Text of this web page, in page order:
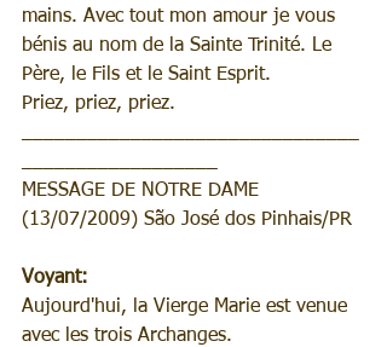
mains. Avec tout mon amour je vous
bénis au nom de la Sainte Trinité. Le
Père, le Fils et le Saint Esprit.
Priez, priez, priez.
MESSAGE DE NOTRE DAME
(13/07/2009) São José dos Pinhais/PR
Voyant:
Aujourd'hui, la Vierge Marie est venue
avec les trois Archanges.